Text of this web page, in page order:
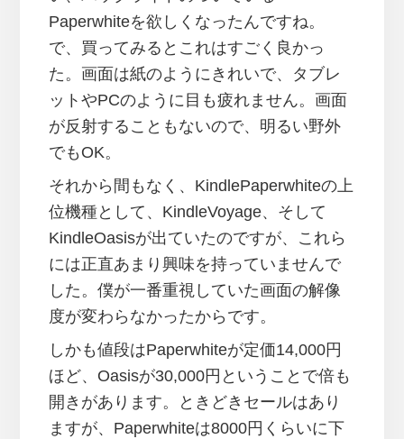
Paperwhiteを欲しくなったんですね。
で、買ってみるとこれはすごく良かっ
た。画面は紙のようにきれいで、タブレ
ットやPCのように目も疲れません。画面
が反射することもないので、明るい野外
でもOK。
それから間もなく、KindlePaperwhiteの上
位機種として、KindleVoyage、そして
KindleOasisが出ていたのですが、これら
には正直あまり興味を持っていませんで
した。僕が一番重視していた画面の解像
度が変わらなかったからです。
しかも値段はPaperwhiteが定価14,000円
ほど、Oasisが30,000円ということで倍も
開きがあります。ときどきセールはあり
ますが、Paperwhiteは8000円くらいに下